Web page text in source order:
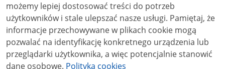
możemy lepiej dostosować treści do potrzeb
użytkowników i stale ulepszać nasze usługi. Pamiętaj, że
informacje przechowywane w plikach cookie mogą
pozwalać na identyfikację konkretnego urządzenia lub
przeglądarki użytkownika, a więc potencjalnie stanowić
dane osobowe. Polityka cookies